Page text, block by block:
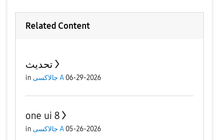
Related Content
تحديث
in جالاكسى A 06-29-2026
one ui 8
in جالاكسى A 05-26-2026